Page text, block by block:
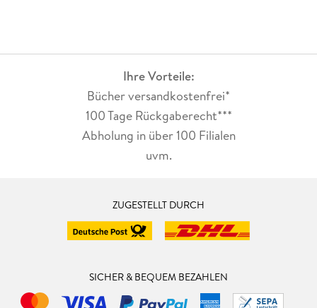
Ihre Vorteile:
Bücher versandkostenfrei*
100 Tage Rückgaberecht***
Abholung in über 100 Filialen
uvm.
ZUGESTELLT DURCH
SICHER & BEQUEM BEZAHLEN